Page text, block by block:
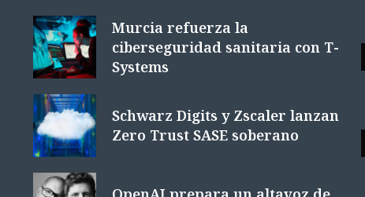
Murcia refuerza la
ciberseguridad sanitaria con T-
Systems
Schwarz Digits y Zscaler lanzan
Zero Trust SASE soberano